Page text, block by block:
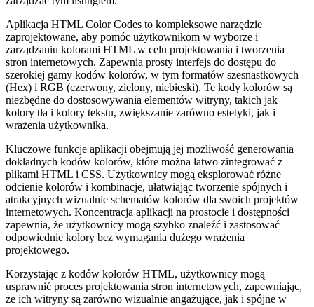
Aplikacja HTML Color Codes to kompleksowe narzędzie
zaprojektowane, aby pomóc użytkownikom w wyborze i
zarządzaniu kolorami HTML w celu projektowania i tworzenia
stron internetowych. Zapewnia prosty interfejs do dostępu do
szerokiej gamy kodów kolorów, w tym formatów szesnastkowych
(Hex) i RGB (czerwony, zielony, niebieski). Te kody kolorów są
niezbędne do dostosowywania elementów witryny, takich jak
kolory tła i kolory tekstu, zwiększanie zarówno estetyki, jak i
wrażenia użytkownika.
Kluczowe funkcje aplikacji obejmują jej możliwość generowania
dokładnych kodów kolorów, które można łatwo zintegrować z
plikami HTML i CSS. Użytkownicy mogą eksplorować różne
odcienie kolorów i kombinacje, ułatwiając tworzenie spójnych i
atrakcyjnych wizualnie schematów kolorów dla swoich projektów
internetowych. Koncentracja aplikacji na prostocie i dostępności
zapewnia, że ​​użytkownicy mogą szybko znaleźć i zastosować
odpowiednie kolory bez wymagania dużego wrażenia
projektowego.
Korzystając z kodów kolorów HTML, użytkownicy mogą
usprawnić proces projektowania stron internetowych, zapewniając,
że ich witryny są zarówno wizualnie angażujące, jak i spójne w